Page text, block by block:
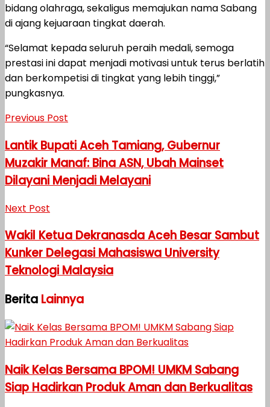
bidang olahraga, sekaligus memajukan nama Sabang
di ajang kejuaraan tingkat daerah.
“Selamat kepada seluruh peraih medali, semoga
prestasi ini dapat menjadi motivasi untuk terus berlatih
dan berkompetisi di tingkat yang lebih tinggi,”
pungkasnya.
Previous Post
Lantik Bupati Aceh Tamiang, Gubernur
Muzakir Manaf: Bina ASN, Ubah Mainset
Dilayani Menjadi Melayani
Next Post
Wakil Ketua Dekranasda Aceh Besar Sambut
Kunker Delegasi Mahasiswa University
Teknologi Malaysia
Berita Lainnya
Naik Kelas Bersama BPOM! UMKM Sabang
Siap Hadirkan Produk Aman dan Berkualitas